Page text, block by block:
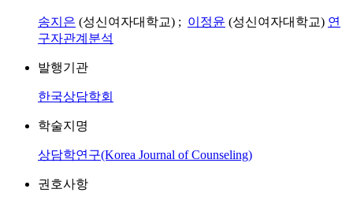
송지은 (성신여자대학교) ; 이정윤 (성신여자대학교) 연
구자관계분석
발행기관
한국상담학회
학술지명
상담학연구(Korea Journal of Counseling)
권호사항